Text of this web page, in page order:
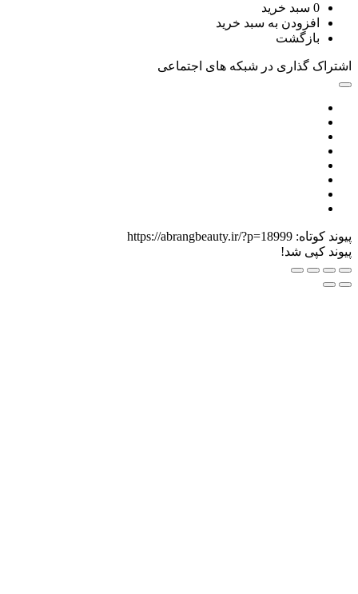
سبد خرید
به سبد خرید
در شبکه های اجتماعی
https://abrangbeauty.ir/?p=18999
شد!